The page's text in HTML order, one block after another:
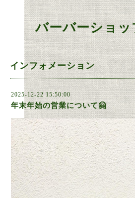
バーバーショ
インフォメーション
2025-12-22 15:50:00
年末年始の営業について🤗